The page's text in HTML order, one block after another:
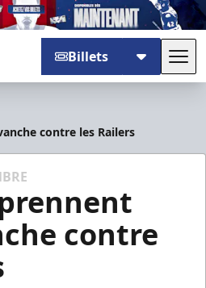
Billets
contre les Railers
contre